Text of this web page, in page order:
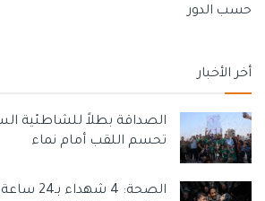
حسب الدور
أخر الأخبار
الصداقة بطلاً للشاطئية
تحسم اللقب أمام نماء
الصحة: 4